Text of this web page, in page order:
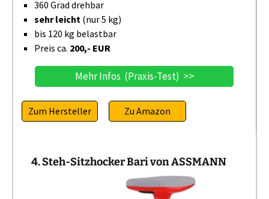
360 Grad drehbar
sehr leicht (nur 5 kg)
bis 120 kg belastbar
Preis ca. 200,- EUR
Mehr Infos (Praxis-Test) >>
Zu Amazon
Zum Hersteller
4. Steh-Sitzhocker Bari von ASSMANN